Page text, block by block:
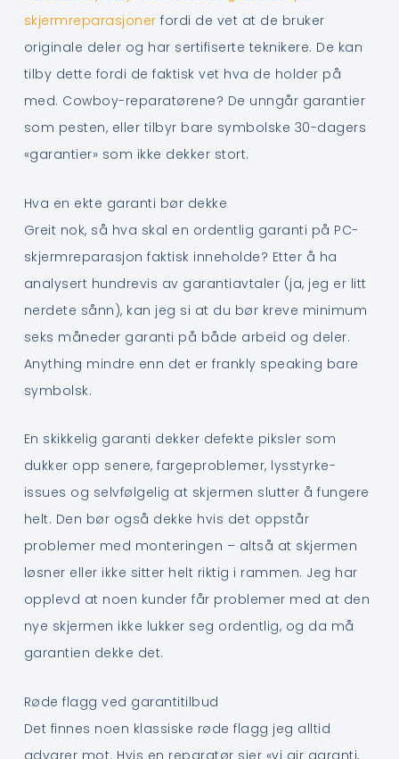
skjermreparasjoner fordi de vet at de bruker
originale deler og har sertifiserte teknikere. De kan
tilby dette fordi de faktisk vet hva de holder på
med. Cowboy-reparatørene? De unngår garantier
som pesten, eller tilbyr bare symbolske 30-dagers
«garantier» som ikke dekker stort.
Hva en ekte garanti bør dekke
Greit nok, så hva skal en ordentlig garanti på PC-
skjermreparasjon faktisk inneholde? Etter å ha
analysert hundrevis av garantiavtaler (ja, jeg er litt
nerdete sånn), kan jeg si at du bør kreve minimum
seks måneder garanti på både arbeid og deler.
Anything mindre enn det er frankly speaking bare
symbolsk.
En skikkelig garanti dekker defekte piksler som
dukker opp senere, fargeproblemer, lysstyrke-
issues og selvfølgelig at skjermen slutter å fungere
helt. Den bør også dekke hvis det oppstår
problemer med monteringen – altså at skjermen
løsner eller ikke sitter helt riktig i rammen. Jeg har
opplevd at noen kunder får problemer med at den
nye skjermen ikke lukker seg ordentlig, og da må
garantien dekke det.
Røde flagg ved garantitilbud
Det finnes noen klassiske røde flagg jeg alltid
advarer mot. Hvis en reparatør sier «vi gir garanti,